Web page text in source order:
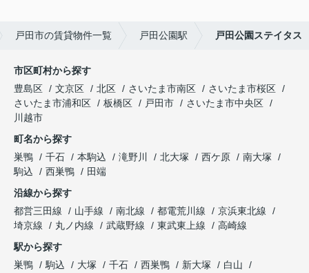
戸田市の賃貸物件一覧 戸田公園駅 戸田公園ステイタス
市区町村から探す
豊島区
文京区 北区 さいたま市南区
さいたま市桜区
さいたま市浦和区
板橋区 戸田市
さいたま市中央区
川越市
町名から探す
巣鴨
千石 本駒込 滝野川 北大塚 西ケ原
南大塚
駒込
西巣鴨
田端
沿線から探す
都営三田線
山手線 南北線 都電荒川線
京浜東北線
埼京線
丸ノ内線 武蔵野線 東武東上線
高崎線
駅から探す
巣鴨
駒込 大塚 千石 西巣鴨 新大塚
白山